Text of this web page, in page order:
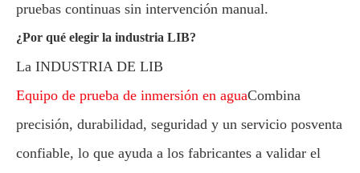
pruebas continuas sin intervención manual.
¿Por qué elegir la industria LIB?
La INDUSTRIA DE LIB
Equipo de prueba de inmersión en aguaCombina
precisión, durabilidad, seguridad y un servicio posventa
confiable, lo que ayuda a los fabricantes a validar el